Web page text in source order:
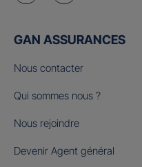
GAN ASSURANCES
Nous contacter
Qui sommes nous ?
Nous rejoindre
Devenir Agent général